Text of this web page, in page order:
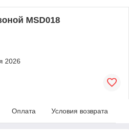
MSD018
2026
Оплата Условия возврата